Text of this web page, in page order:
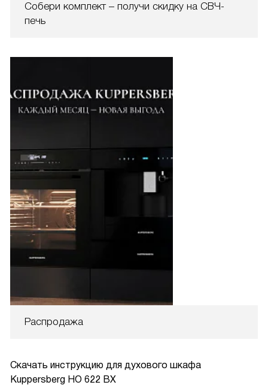
Собери комплект – получи скидку на СВЧ-
печь
Распродажа
Скачать инструкцию для духового шкафа
Kuppersberg HO 622 BX